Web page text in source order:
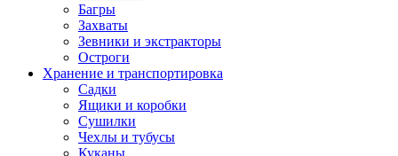
Багры
Захваты
Зевники и экстракторы
Остроги
Хранение и транспортировка
Садки
Ящики и коробки
Сушилки
Чехлы и тубусы
Куканы